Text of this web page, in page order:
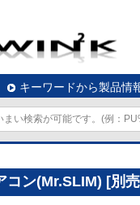
キーワードから製品情
コン(Mr.SLIM) [別